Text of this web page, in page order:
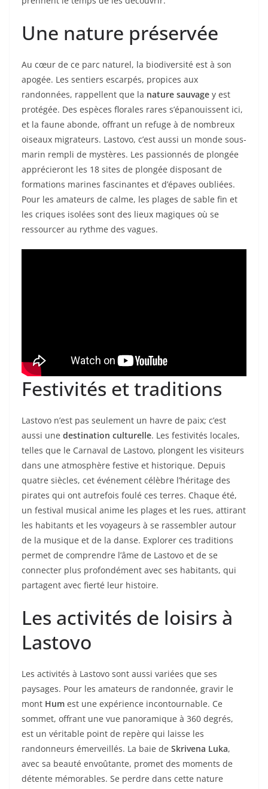
Une nature préservée
Au cœur de ce parc naturel, la biodiversité est à son
apogée. Les sentiers escarpés, propices aux
randonnées, rappellent que la nature sauvage y est
protégée. Des espèces florales rares s’épanouissent ici,
et la faune abonde, offrant un refuge à de nombreux
oiseaux migrateurs. Lastovo, c’est aussi un monde sous-
marin rempli de mystères. Les passionnés de plongée
apprécieront les 18 sites de plongée disposant de
formations marines fascinantes et d’épaves oubliées.
Pour les amateurs de calme, les plages de sable fin et
les criques isolées sont des lieux magiques où se
ressourcer au rythme des vagues.
Festivités et traditions
Lastovo n’est pas seulement un havre de paix; c’est
aussi une destination culturelle. Les festivités locales,
telles que le Carnaval de Lastovo, plongent les visiteurs
dans une atmosphère festive et historique. Depuis
quatre siècles, cet événement célèbre l’héritage des
pirates qui ont autrefois foulé ces terres. Chaque été,
un festival musical anime les plages et les rues, attirant
les habitants et les voyageurs à se rassembler autour
de la musique et de la danse. Explorer ces traditions
permet de comprendre l’âme de Lastovo et de se
connecter plus profondément avec ses habitants, qui
partagent avec fierté leur histoire.
Les activités de loisirs à
Lastovo
Les activités à Lastovo sont aussi variées que ses
paysages. Pour les amateurs de randonnée, gravir le
mont Hum est une expérience incontournable. Ce
sommet, offrant une vue panoramique à 360 degrés,
est un véritable point de repère qui laisse les
randonneurs émerveillés. La baie de Skrivena Luka,
avec sa beauté envoûtante, promet des moments de
détente mémorables. Se perdre dans cette nature